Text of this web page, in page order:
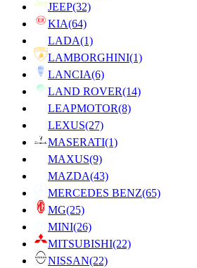
JEEP(32)
KIA(64)
LADA(1)
LAMBORGHINI(1)
LANCIA(6)
LAND ROVER(14)
LEAPMOTOR(8)
LEXUS(27)
MASERATI(1)
MAXUS(9)
MAZDA(43)
MERCEDES BENZ(65)
MG(25)
MINI(26)
MITSUBISHI(22)
NISSAN(22)